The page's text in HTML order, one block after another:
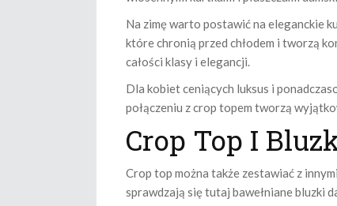
Na zimę warto postawić na eleganckie
które chronią przed chłodem i tworzą
całości klasy i elegancji.
Dla kobiet ceniących luksus i
połączeniu z crop topem tworzą
Crop Top I
Crop top można także zestawiać z
sprawdzają się tutaj bawełniane bluzki